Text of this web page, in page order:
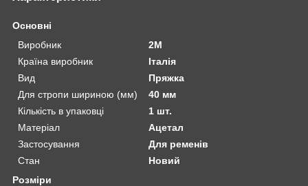
Основні
Виробник
2М
Країна виробник
Італія
Вид
Пряжка
Для стропи шириною (мм)
40 мм
Кількість в упаковці
1 шт.
Матеріал
Ацетал
Застосування
Для ременів
Стан
Новий
Розміри